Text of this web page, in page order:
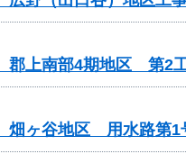
郡上南部4期地区 第2
畑ヶ谷地区 用水路第1